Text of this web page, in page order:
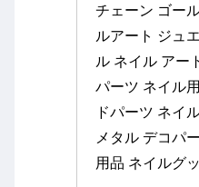
チェーン ゴー
ルアート ジュ
ル ネイル アー
パーツ ネイル
ドパーツ ネイ
メタル デコパ
用品 ネイルグ